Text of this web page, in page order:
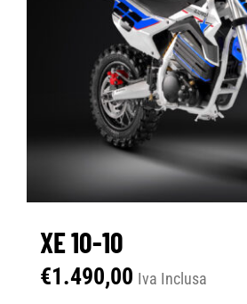
XE 10-10
€1.490,00 Iva Inclusa